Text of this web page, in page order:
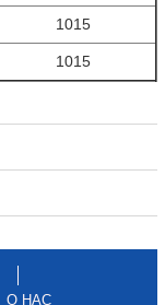
1015
1015
О НАС